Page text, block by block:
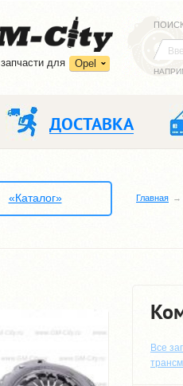
запчасти для Opel
ДОСТАВКА
«Каталог» Главная
Все